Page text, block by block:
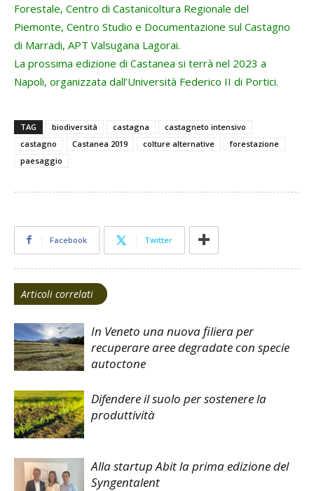
Forestale, Centro di Castanicoltura Regionale del
Piemonte, Centro Studio e Documentazione sul Castagno
di Marradi, APT Valsugana Lagorai.
La prossima edizione di Castanea si terrà nel 2023 a
Napoli, organizzata dall’Università Federico II di Portici.
TAG biodiversità castagna
castagneto intensivo
castagno
Castanea 2019 colture alternative
forestazione
paesaggio
Facebook Twitter
Articoli correlati
In Veneto una nuova filiera per
recuperare aree degradate con specie
autoctone
Difendere il suolo per sostenere la
produttività
Alla startup Abit la prima edizione del
Syngentalent